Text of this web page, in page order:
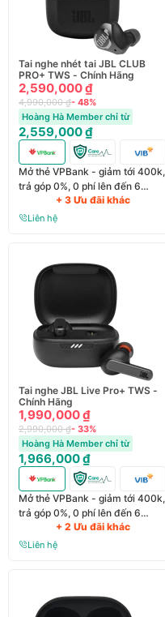
Tai nghe nhét tai JBL CLUB
PRO+ TWS - Chính Hãng
2,590,000 ₫
4,990,000 ₫- 48%
Hoàng Hà Member chỉ từ
2,559,000 ₫
Mở thẻ VPBank - giảm tới 400k,
trả góp 0%, 0 phí lên đến 6
+ 3 Ưu đãi khác
Liên hệ
Tai nghe JBL Live Pro+ TWS -
Chính Hãng
1,990,000 ₫
2,990,000 ₫- 33%
Hoàng Hà Member chỉ từ
1,966,000 ₫
Mở thẻ VPBank - giảm tới 400k,
trả góp 0%, 0 phí lên đến 6
+ 2 Ưu đãi khác
Liên hệ